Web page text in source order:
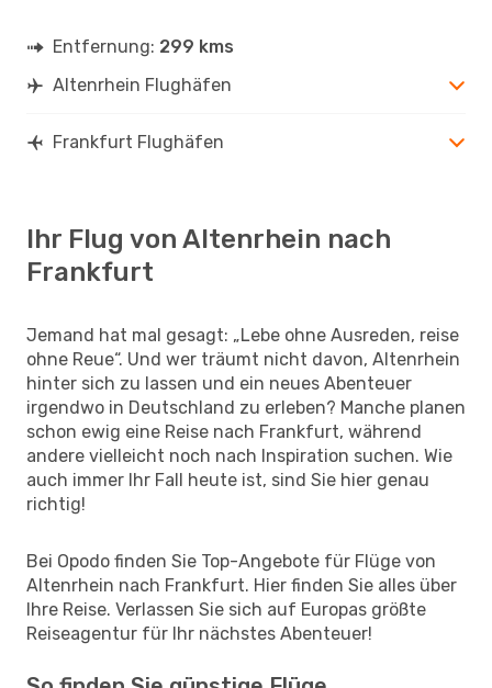
Entfernung: 299 kms
Altenrhein Flughäfen
Frankfurt Flughäfen
Ihr Flug von Altenrhein nach
Frankfurt
Jemand hat mal gesagt: „Lebe ohne Ausreden, reise
ohne Reue“. Und wer träumt nicht davon, Altenrhein
hinter sich zu lassen und ein neues Abenteuer
irgendwo in Deutschland zu erleben? Manche planen
schon ewig eine Reise nach Frankfurt, während
andere vielleicht noch nach Inspiration suchen. Wie
auch immer Ihr Fall heute ist, sind Sie hier genau
richtig!
Bei Opodo finden Sie Top-Angebote für Flüge von
Altenrhein nach Frankfurt. Hier finden Sie alles über
Ihre Reise. Verlassen Sie sich auf Europas größte
Reiseagentur für Ihr nächstes Abenteuer!